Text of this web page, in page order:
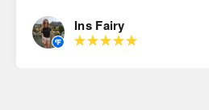
Ins Fairy